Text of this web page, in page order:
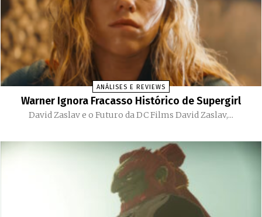
ANÁLISES E REVIEWS
Warner Ignora Fracasso Histórico de Supergirl
David Zaslav e o Futuro da DC Films David Zaslav,...